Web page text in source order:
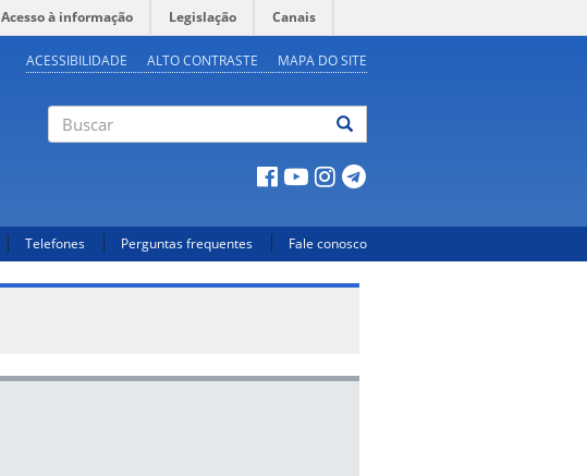
Acesso à informação Legislação Canais
ACESSIBILIDADE ALTO CONTRASTE MAPA DO SITE
Telefones Perguntas frequentes Fale conosco